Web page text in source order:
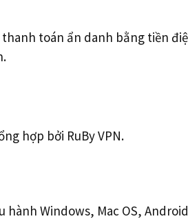
thanh toán ẩn danh bằng tiền
hợp bởi RuBy VPN.
Windows, Mac OS,